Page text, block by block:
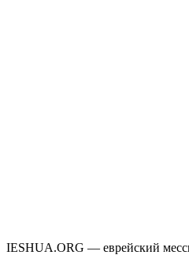
IESHUA.ORG — еврейский